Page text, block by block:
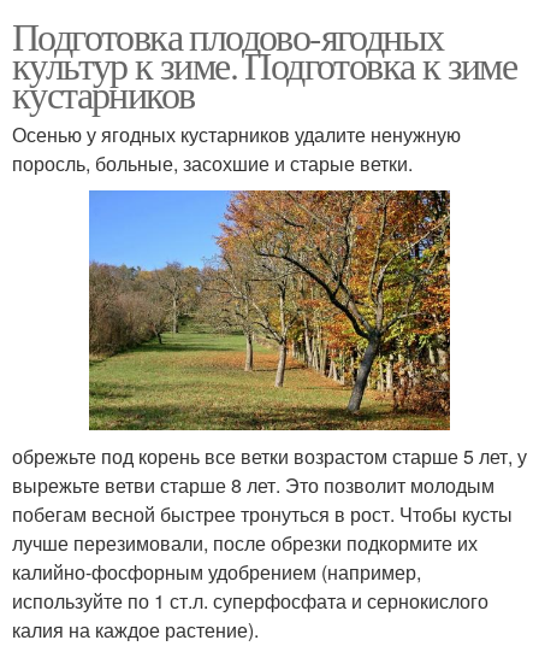
Подготовка плодово-ягодных
культур к зиме. Подготовка к зиме
кустарников
Осенью у ягодных кустарников удалите ненужную
поросль, больные, засохшие и старые ветки.
обрежьте под корень все ветки возрастом старше 5 лет, у
вырежьте ветви старше 8 лет. Это позволит молодым
побегам весной быстрее тронуться в рост. Чтобы кусты
лучше перезимовали, после обрезки подкормите их
калийно-фосфорным удобрением (например,
используйте по 1 ст.л. суперфосфата и сернокислого
калия на каждое растение).